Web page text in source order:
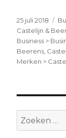
Geplaatst
op
25 juli 2018
Castelijn &
Business >
Beerens
Merken >
Zoeken
naar: